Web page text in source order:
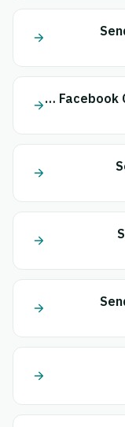
SendGrid + Facebook Conversion API (CAPI)